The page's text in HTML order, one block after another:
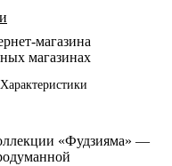
магазина
магазинах
Характеристики
«Фудзияма» —